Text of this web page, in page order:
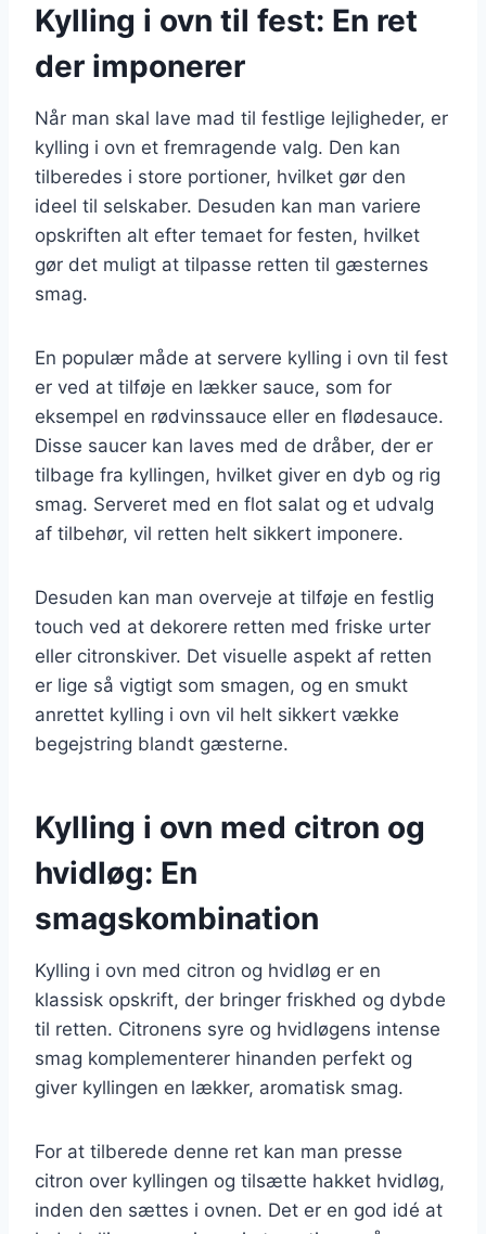
Kylling i ovn til fest: En ret
der imponerer
Når man skal lave mad til festlige lejligheder, er
kylling i ovn et fremragende valg. Den kan
tilberedes i store portioner, hvilket gør den
ideel til selskaber. Desuden kan man variere
opskriften alt efter temaet for festen, hvilket
gør det muligt at tilpasse retten til gæsternes
smag.
En populær måde at servere kylling i ovn til fest
er ved at tilføje en lækker sauce, som for
eksempel en rødvinssauce eller en flødesauce.
Disse saucer kan laves med de dråber, der er
tilbage fra kyllingen, hvilket giver en dyb og rig
smag. Serveret med en flot salat og et udvalg
af tilbehør, vil retten helt sikkert imponere.
Desuden kan man overveje at tilføje en festlig
touch ved at dekorere retten med friske urter
eller citronskiver. Det visuelle aspekt af retten
er lige så vigtigt som smagen, og en smukt
anrettet kylling i ovn vil helt sikkert vække
begejstring blandt gæsterne.
Kylling i ovn med citron og
hvidløg: En
smagskombination
Kylling i ovn med citron og hvidløg er en
klassisk opskrift, der bringer friskhed og dybde
til retten. Citronens syre og hvidløgens intense
smag komplementerer hinanden perfekt og
giver kyllingen en lækker, aromatisk smag.
For at tilberede denne ret kan man presse
citron over kyllingen og tilsætte hakket hvidløg,
inden den sættes i ovnen. Det er en god idé at